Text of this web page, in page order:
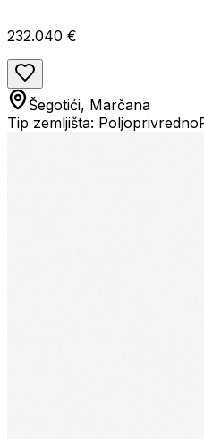
232.040 €
Šegotići, Marčana
Tip zemljišta: Poljoprivredno